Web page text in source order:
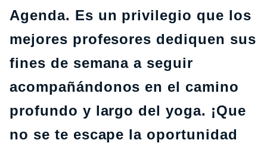
Agenda. Es un privilegio que los
mejores profesores dediquen sus
fines de semana a seguir
acompañándonos en el camino
profundo y largo del yoga. ¡Que
no se te escape la oportunidad